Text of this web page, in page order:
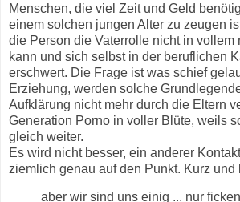
Menschen, die viel Zeit und Geld
einem solchen jungen Alter zu zeugen
die Person die Vaterrolle nicht in vollem
kann und sich selbst in der beruflichen
erschwert. Die Frage ist was schief
Erziehung, werden solche
Aufklärung nicht mehr durch die Eltern
Generation Porno in voller Blüte, weils
gleich weiter.
Es wird nicht besser, ein anderer
ziemlich genau auf den Punkt. Kurz und
aber wir sind uns einig ... nur